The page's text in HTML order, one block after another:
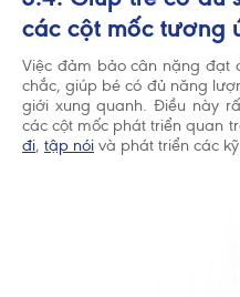
các cột mốc tương
Việc đảm bảo cân nặng đạt
chắc, giúp bé có đủ năng
giới xung quanh. Điều này
các cột mốc phát triển quan
đi, tập nói và phát triển các